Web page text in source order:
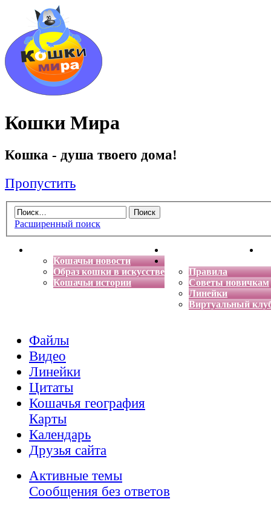
Кошки Мира
Кошка - душа твоего дома!
Пропустить
Расширенный поиск
Кошачьи новости
Образ кошки в искусстве
Кошачьи истории
Энциклопедия кошек
Правила
Советы новичкам
Линейки
Виртуальный
Файлы
Видео
Линейки
Цитаты
Кошачья география
Карты
Календарь
Друзья сайта
Активные темы
Сообщения без ответов